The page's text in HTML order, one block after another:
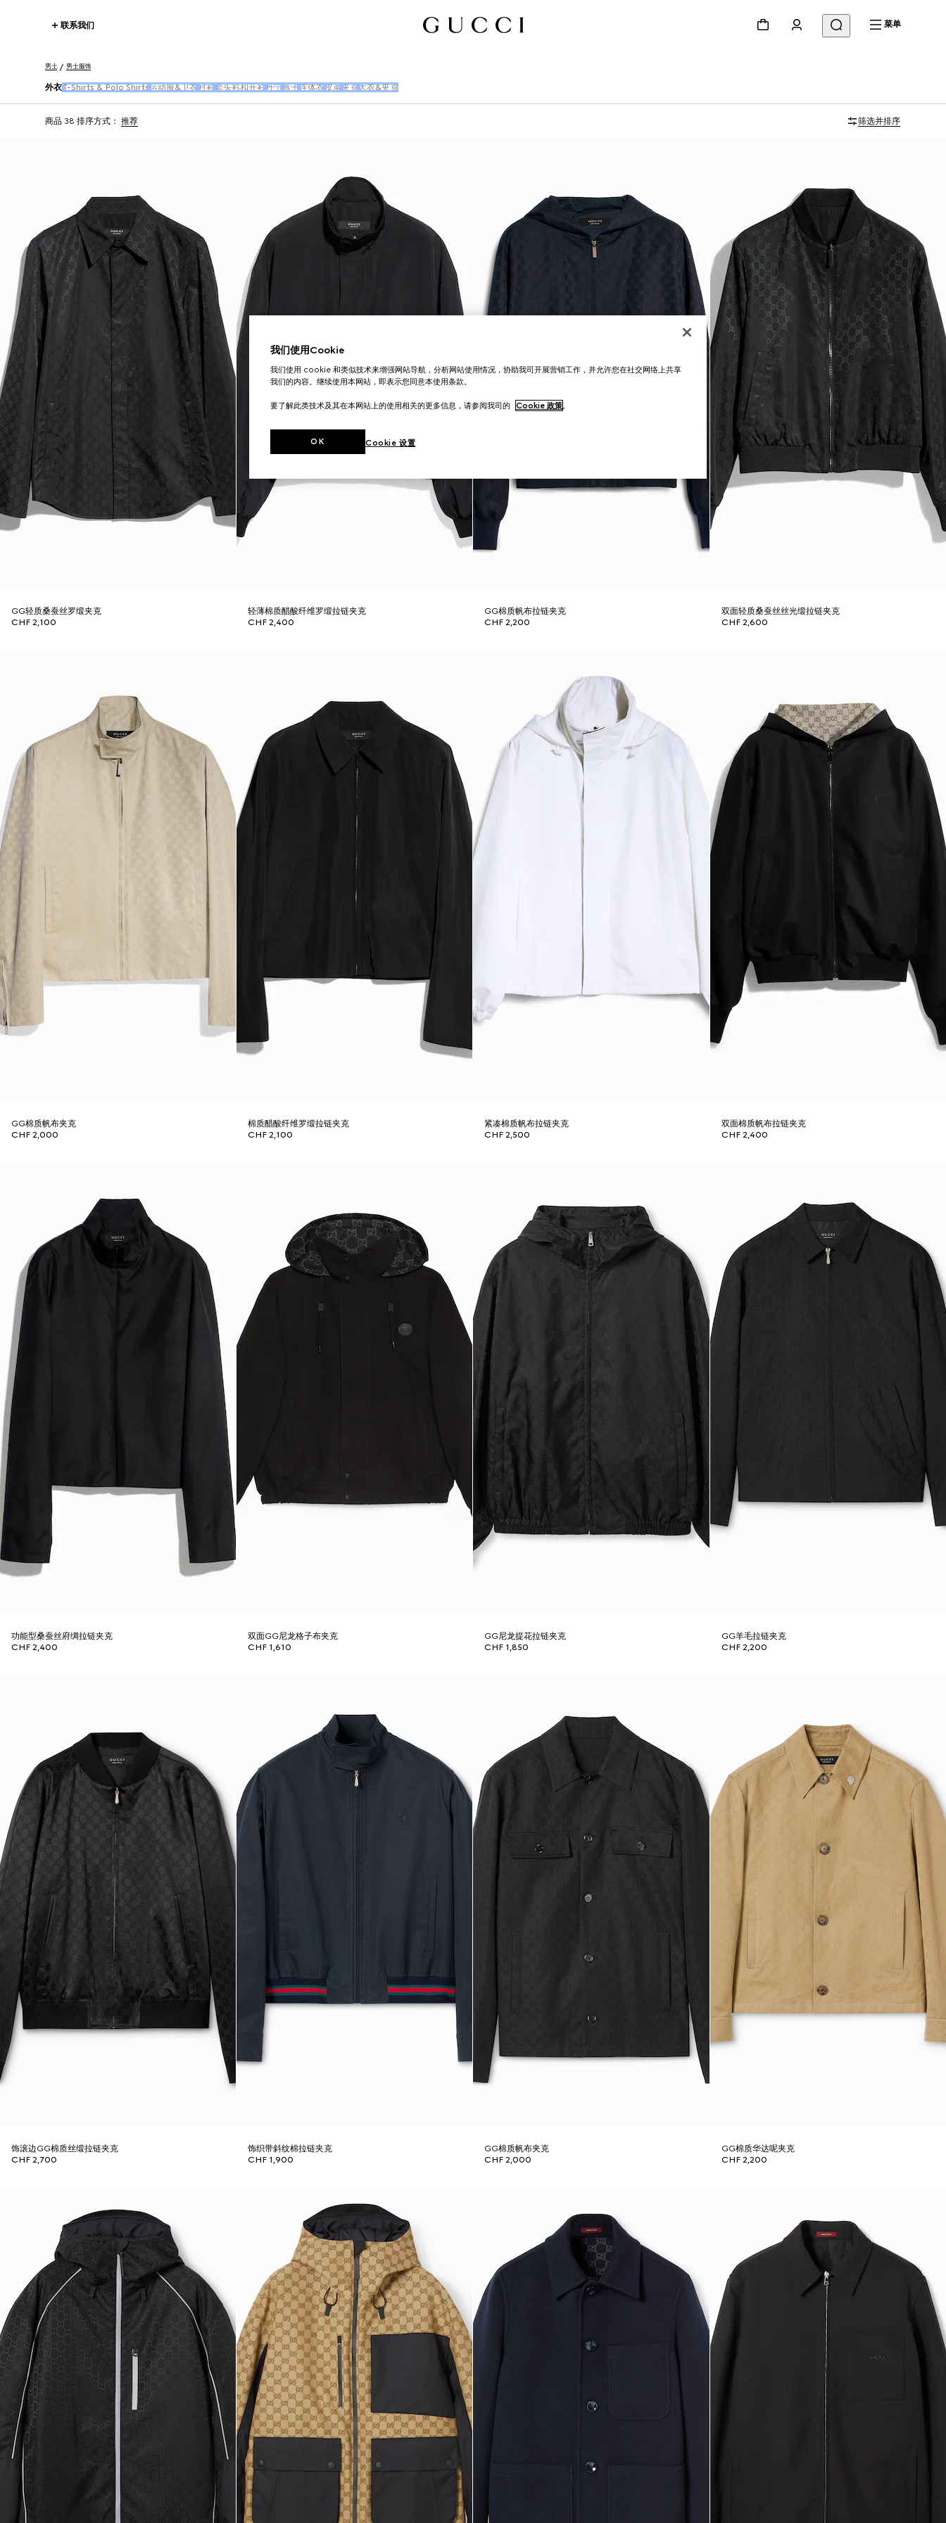
联系我们 菜单
男士 男士服饰
外衣 T-Shirts & Polo Shirts 运动服&卫衣 衬衫 套头衫和开衫 丹宁 裤子 连体衣 皮革 夹克 大衣&夹克
商品 38 排序方式： 推荐 筛选并排序
GG轻质桑蚕丝罗缎夹克
CHF 2,100
轻薄棉质醋酸纤维罗缎拉链夹克
CHF 2,400
GG棉质帆布拉链夹克
CHF 2,200
双面轻质桑蚕丝丝光缎拉链夹克
CHF 2,600
GG棉质帆布夹克
CHF 2,000
棉质醋酸纤维罗缎拉链夹克
CHF 2,100
紧凑棉质帆布拉链夹克
CHF 2,500
双面棉质帆布拉链夹克
CHF 2,400
功能型桑蚕丝府绸拉链夹克
CHF 2,400
双面GG尼龙格子布夹克
CHF 1,610
GG尼龙提花拉链夹克
CHF 1,850
GG羊毛拉链夹克
CHF 2,200
饰滚边GG棉质丝缎拉链夹克
CHF 2,700
饰织带斜纹棉拉链夹克
CHF 1,900
GG棉质帆布夹克
CHF 2,000
GG棉质华达呢夹克
CHF 2,200
我们使用Cookie
我们使用 cookie 和类似技术来增强网站导航，分析网站使用情况，协助我司开展营销工作，并允许您在社交网络上共享
我们的内容。继续使用本网站，即表示您同意本使用条款。
要了解此类技术及其在本网站上的使用相关的更多信息，请参阅我司的 Cookie 政策。
Cookie 设置
OK